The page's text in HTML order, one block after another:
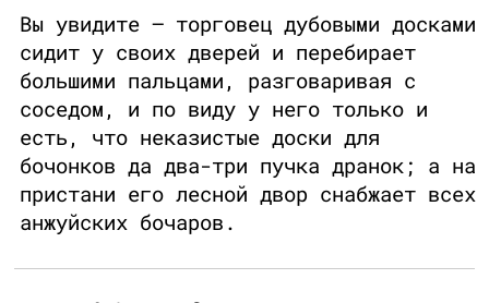
Вы увидите — торговец дубовыми досками
сидит у своих дверей и перебирает
большими пальцами, разговаривая с
соседом, и по виду у него только и
есть, что неказистые доски для
бочонков да два-три пучка дранок; а на
пристани его лесной двор снабжает всех
анжуйских бочаров.